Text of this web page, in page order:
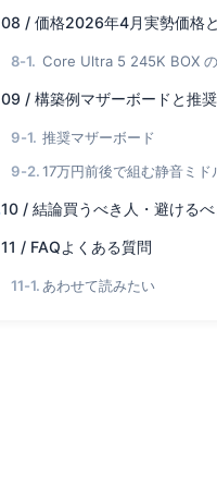
08 / 価格2026年4月実勢価格
Core Ultra 5 245K BOX
09 / 構築例マザーボードと推
推奨マザーボード
17万円前後で組む静音ミ
10 / 結論買うべき人・避けるべ
11 / FAQよくある質問
あわせて読みたい